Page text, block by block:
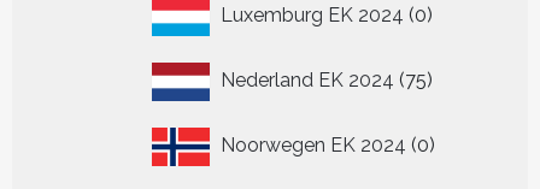
Luxemburg EK 2024 00
Nederland EK 2024 7575
Noorwegen EK 2024 00